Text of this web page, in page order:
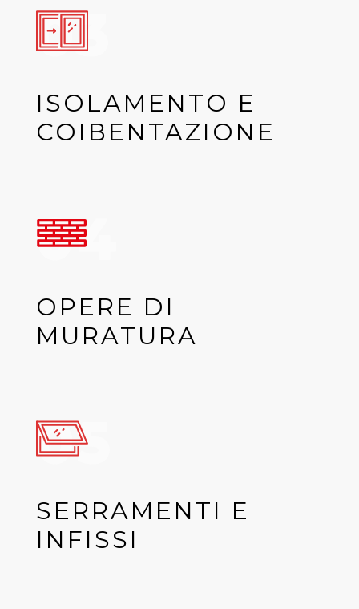
03
ISOLAMENTO E
COIBENTAZIONE
04
OPERE DI
MURATURA
05
SERRAMENTI E
INFISSI